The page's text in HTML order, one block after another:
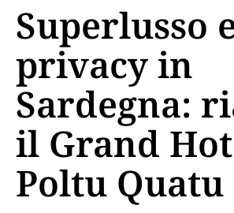
Superlusso
privacy in
Sardegna:
il Grand
Poltu Quatu